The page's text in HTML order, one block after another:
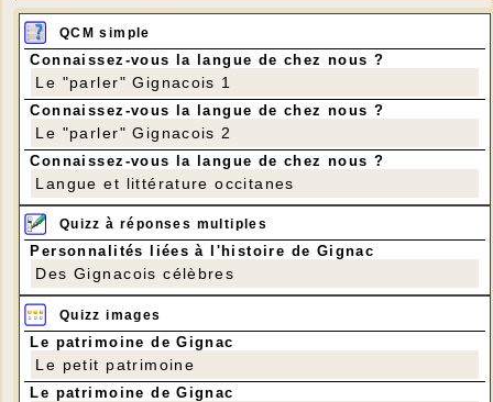
Le CAMR organise un atelier “Torinage” les
samedi 13 et dimanche 14décembre 2025, de 9
h à 17 h dans la salle des associations, avec
Marie Ponsenaille, experte en la matière.
Pour cela, il faut une chaise sans paillage
solide et propre, préparer des bandes de tissus
selon des explications fournies.
Le “torinage” consiste à remplacer le paillage
de vieilles chaises par des bandes de tissu
appelées torons.
Ces bandes sont découpées dans de vieux
draps, des tissus en tous genres. Activité de
recyclage par excellence.
Si cela vous intéresse de découvrir cette
activité et de voir les réalisations,
n'hésitez pas à venir voir les apprenties "
torineuses ".
---
QCM simple
Connaissez-vous la langue de chez nous ?
Le "parler" Gignacois 1
Connaissez-vous la langue de chez nous ?
Le "parler" Gignacois 2
Connaissez-vous la langue de chez nous ?
Langue et littérature occitanes
Quizz à réponses multiples
Personnalités liées à l'histoire de Gignac
Des Gignacois célèbres
Quizz images
Le patrimoine de Gignac
Le petit patrimoine
Le patrimoine de Gignac